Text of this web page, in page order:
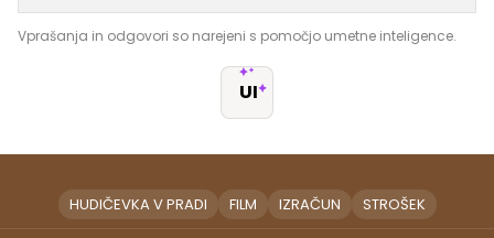
Vprašanja in odgovori so narejeni s pomočjo umetne inteligence.
UI
HUDIČEVKA V PRADI FILM IZRAČUN STROŠEK